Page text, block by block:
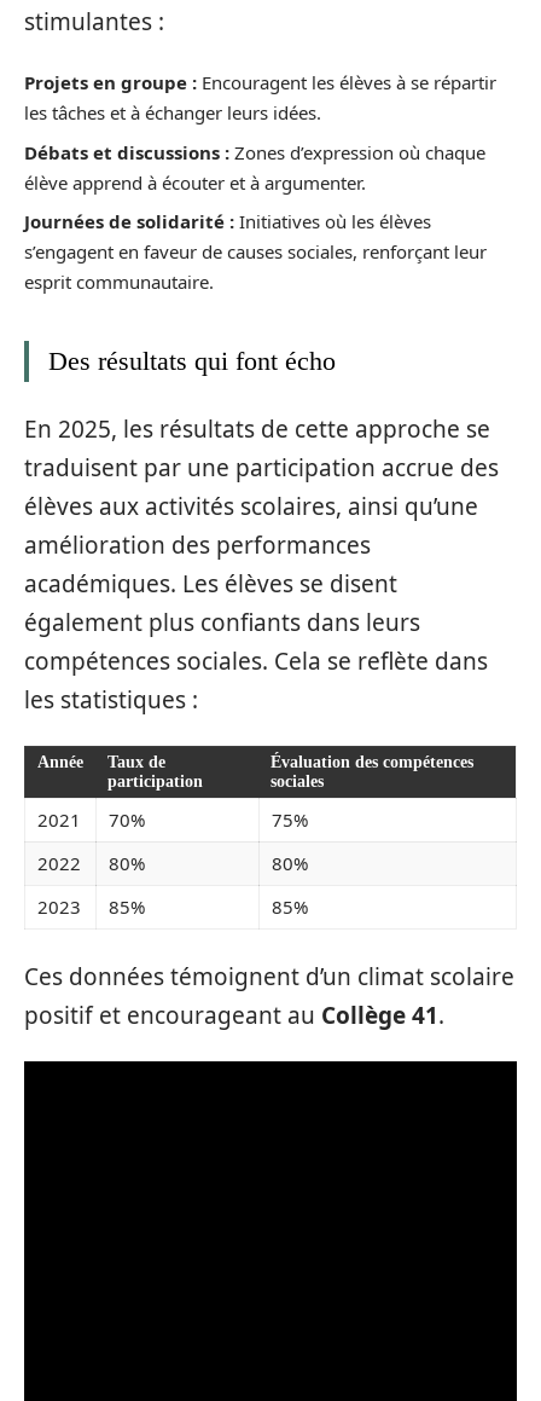
stimulantes :
Projets en groupe : Encouragent les élèves à se répartir
les tâches et à échanger leurs idées.
Débats et discussions : Zones d’expression où chaque
élève apprend à écouter et à argumenter.
Journées de solidarité : Initiatives où les élèves
s’engagent en faveur de causes sociales, renforçant leur
esprit communautaire.
Des résultats qui font écho
En 2025, les résultats de cette approche se
traduisent par une participation accrue des
élèves aux activités scolaires, ainsi qu’une
amélioration des performances
académiques. Les élèves se disent
également plus confiants dans leurs
compétences sociales. Cela se reflète dans
les statistiques :
Année
Taux de
participation
Évaluation des compétences
sociales
2021 70%
75%
2022
80%
80%
2023
85% 85%
Ces données témoignent d’un climat scolaire
positif et encourageant au Collège 41.